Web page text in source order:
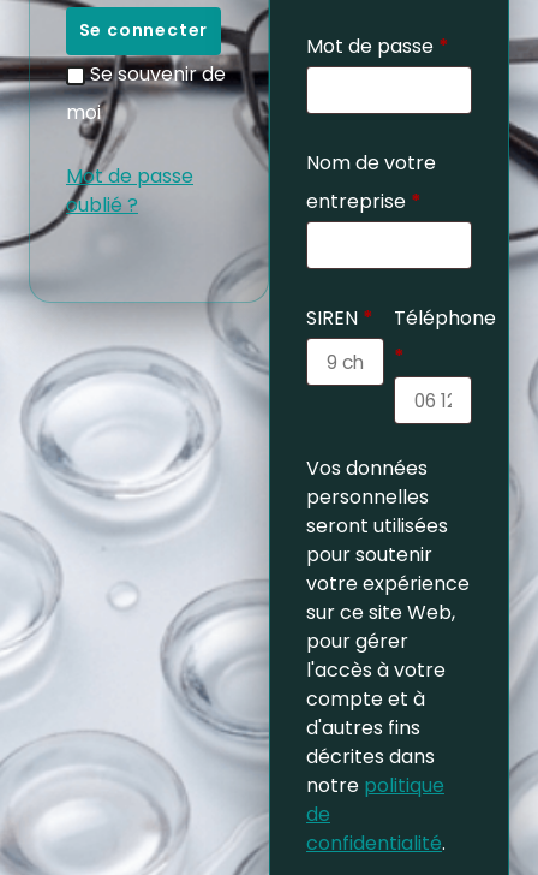
Se connecter
Se souvenir de
moi
Mot de passe
oublié ?
Mot de passe *
Nom de votre
entreprise *
SIREN *
Téléphone
*
Vos données
personnelles
seront utilisées
pour soutenir
votre expérience
sur ce site Web,
pour gérer
l'accès à votre
compte et à
d'autres fins
décrites dans
notre politique
de
confidentialité.